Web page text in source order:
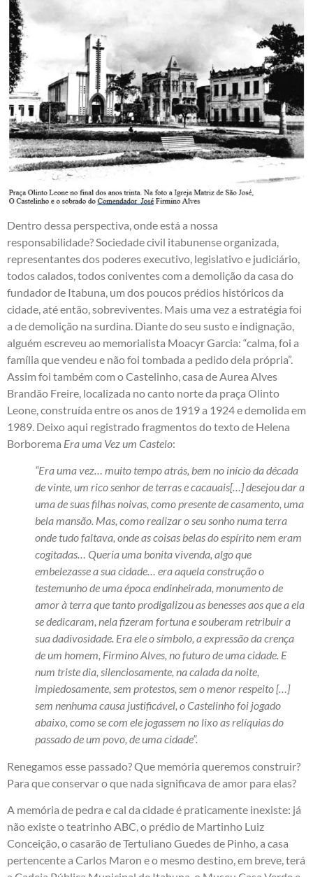
Dentro dessa perspectiva, onde está a nossa
responsabilidade? Sociedade civil itabunense organizada,
representantes dos poderes executivo, legislativo e judiciário,
todos calados, todos coniventes com a demolição da casa do
fundador de Itabuna, um dos poucos prédios históricos da
cidade, até então, sobreviventes. Mais uma vez a estratégia foi
a de demolição na surdina. Diante do seu susto e indignação,
alguém escreveu ao memorialista Moacyr Garcia: “calma, foi a
família que vendeu e não foi tombada a pedido dela própria”.
Assim foi também com o Castelinho, casa de Aurea Alves
Brandão Freire, localizada no canto norte da praça Olinto
Leone, construída entre os anos de 1919 a 1924 e demolida em
1989. Deixo aqui registrado fragmentos do texto de Helena
Borborema Era uma Vez um Castelo:
“Era uma vez… muito tempo atrás, bem no início da década
de vinte, um rico senhor de terras e cacauais[…] desejou dar a
uma de suas filhas noivas, como presente de casamento, uma
bela mansão. Mas, como realizar o seu sonho numa terra
onde tudo faltava, onde as coisas belas do espírito nem eram
cogitadas… Queria uma bonita vivenda, algo que
embelezasse a sua cidade… era aquela construção o
testemunho de uma época endinheirada, monumento de
amor à terra que tanto prodigalizou as benesses aos que a ela
se dedicaram, nela fizeram fortuna e souberam retribuir a
sua dadivosidade. Era ele o símbolo, a expressão da crença
de um homem, Firmino Alves, no futuro de uma cidade. E
num triste dia, silenciosamente, na calada da noite,
impiedosamente, sem protestos, sem o menor respeito […]
sem nenhuma causa justificável, o Castelinho foi jogado
abaixo, como se com ele jogassem no lixo as relíquias do
passado de um povo, de uma cidade”.
Renegamos esse passado? Que memória queremos construir?
Para que conservar o que nada significava de amor para elas?
A memória de pedra e cal da cidade é praticamente inexiste: já
não existe o teatrinho ABC, o prédio de Martinho Luiz
Conceição, o casarão de Tertuliano Guedes de Pinho, a casa
pertencente a Carlos Maron e o mesmo destino, em breve, terá